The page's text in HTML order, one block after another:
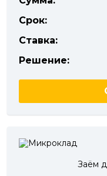
Срок:
Ставка:
Решение:
Заём